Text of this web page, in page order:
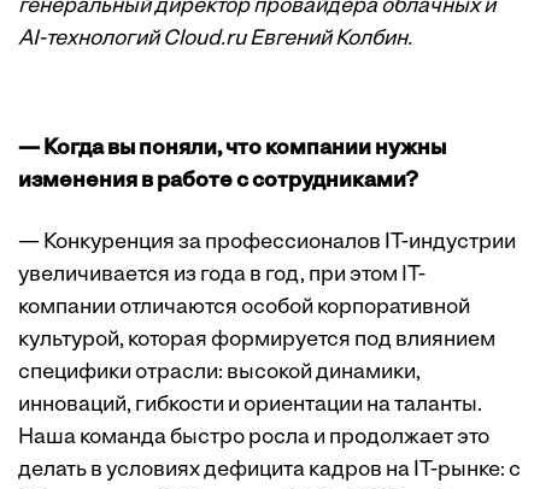
генеральный директор провайдера облачных и
AI-технологий Cloud.ru Евгений Колбин.
— Когда вы поняли, что компании нужны
изменения в работе с сотрудниками?
— Конкуренция за профессионалов IT-индустрии
увеличивается из года в год, при этом IT-
компании отличаются особой корпоративной
культурой, которая формируется под влиянием
специфики отрасли: высокой динамики,
инноваций, гибкости и ориентации на таланты.
Наша команда быстро росла и продолжает это
делать в условиях дефицита кадров на IT-рынке: с